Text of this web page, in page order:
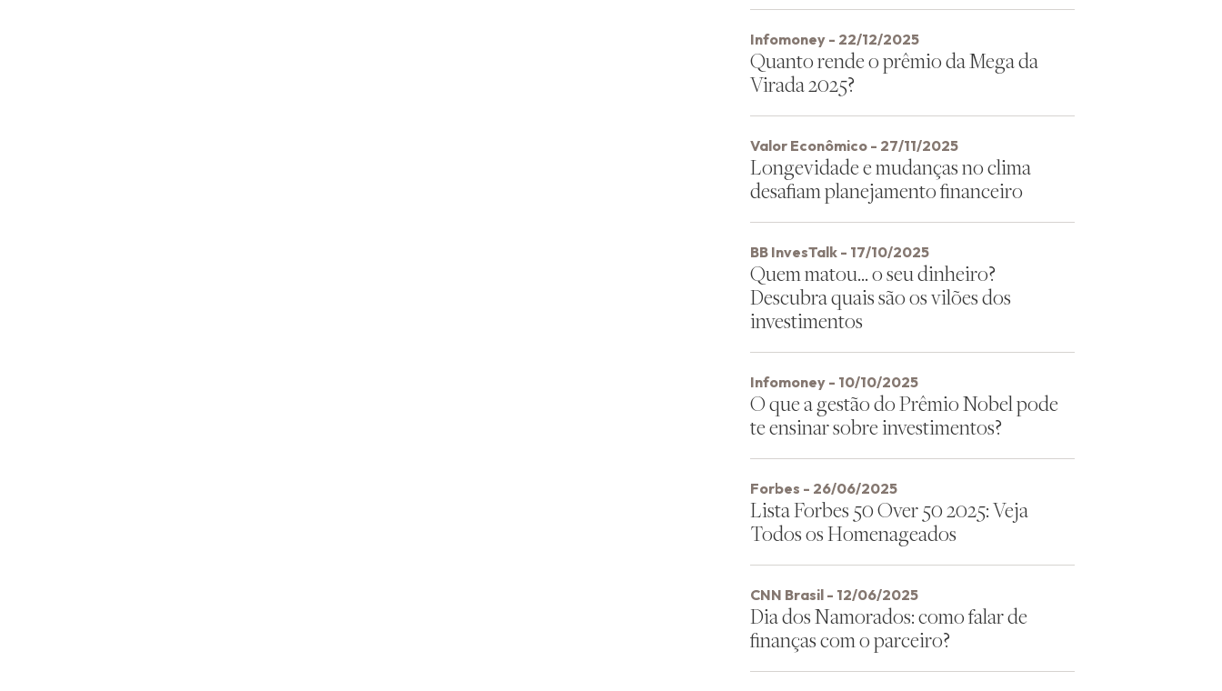
Infomoney - 22/12/2025
Quanto rende o prêmio da Mega da
Virada 2025?
Valor Econômico - 27/11/2025
Longevidade e mudanças no clima
desafiam planejamento financeiro
BB InvesTalk - 17/10/2025
Quem matou… o seu dinheiro?
Descubra quais são os vilões dos
investimentos
Infomoney - 10/10/2025
O que a gestão do Prêmio Nobel pode
te ensinar sobre investimentos?
Forbes - 26/06/2025
Lista Forbes 50 Over 50 2025: Veja
Todos os Homenageados
CNN Brasil - 12/06/2025
Dia dos Namorados: como falar de
finanças com o parceiro?